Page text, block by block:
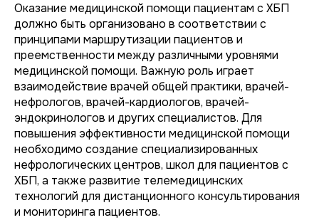
Оказание медицинской помощи пациентам с ХБП
должно быть организовано в соответствии с
принципами маршрутизации пациентов и
преемственности между различными уровнями
медицинской помощи. Важную роль играет
взаимодействие врачей общей практики, врачей-
нефрологов, врачей-кардиологов, врачей-
эндокринологов и других специалистов. Для
повышения эффективности медицинской помощи
необходимо создание специализированных
нефрологических центров, школ для пациентов с
ХБП, а также развитие телемедицинских
технологий для дистанционного консультирования
и мониторинга пациентов.